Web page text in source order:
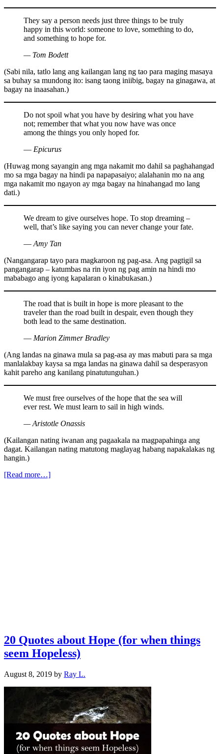
They say a person needs just three things to be truly
happy in this world: someone to love, something to do,
and something to hope for.
— Tom Bodett
(Sabi nila, tatlo lang ang kailangan lang ng tao para maging masaya
sa buhay sa mundong ito: isang taong iniibig, bagay na ginagawa, at
bagay na inaasahan.)
Do not spoil what you have by desiring what you have
not; remember that what you now have was once
among the things you only hoped for.
― Epicurus
(Huwag mong sayangin ang mga nakamit mo dahil sa paghahangad
mo sa mga bagay na hindi pa napapasaiyo; alalahanin mo na ang
mga nakamit mo ngayon ay mga bagay na hinahangad mo lang
dati.)
We dream to give ourselves hope. To stop dreaming –
well, that’s like saying you can never change your fate.
― Amy Tan
(Nangangarap tayo para magkaroon ng pag-asa. Ang pagtigil sa
pangangarap – katumbas na rin iyon ng pag amin na hindi mo
mababago ang iyong kapalaran o kinabukasan.)
The road that is built in hope is more pleasant to the
traveler than the road built in despair, even though they
both lead to the same destination.
― Marion Zimmer Bradley
(Ang landas na ginawa mula sa pag-asa ay mas mabuti para sa mga
manlalakbay kaysa sa mga landas na ginawa dahil sa desperasyon
kahit pareho ang kanilang pinatutunguhan.)
We must free ourselves of the hope that the sea will
ever rest. We must learn to sail in high winds.
— Aristotle Onassis
(Kailangan nating iwanan ang pagaakala na magpapahinga ang
dagat. Kailangan nating matutong maglayag habang napakalakas ng
hangin.)
[Read more…]
20 Quotes about Hope (for when things
seem Hopeless)
August 8, 2019 by Ray L.